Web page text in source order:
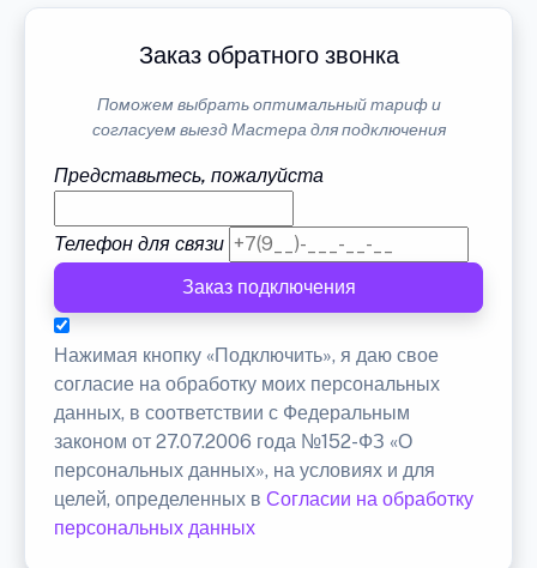
Заказ обратного звонка
Поможем выбрать оптимальный тариф и
согласуем выезд Мастера для подключения
Представьтесь, пожалуйста
Телефон для связи
Заказ подключения
Нажимая кнопку «Подключить», я даю свое
согласие на обработку моих персональных
данных, в соответствии с Федеральным
законом от 27.07.2006 года №152-ФЗ «О
персональных данных», на условиях и для
целей, определенных в Согласии на обработку
персональных данных